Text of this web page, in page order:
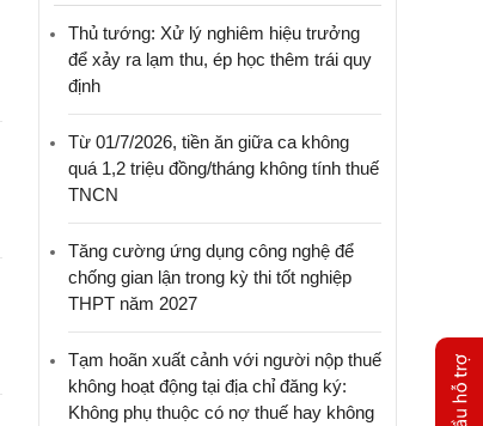
Thủ tướng: Xử lý nghiêm hiệu trưởng
để xảy ra lạm thu, ép học thêm trái quy
định
Từ 01/7/2026, tiền ăn giữa ca không
quá 1,2 triệu đồng/tháng không tính thuế
TNCN
Tăng cường ứng dụng công nghệ để
chống gian lận trong kỳ thi tốt nghiệp
THPT năm 2027
Tạm hoãn xuất cảnh với người nộp thuế
không hoạt động tại địa chỉ đăng ký:
Không phụ thuộc có nợ thuế hay không